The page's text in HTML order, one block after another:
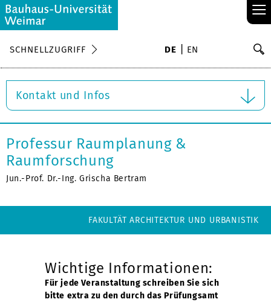
≡
SCHNELLZUGRIFF DE EN
Kontakt und Infos
Professur Raumplanung &
Raumforschung
Jun.-Prof. Dr.-Ing. Grischa Bertram
FAKULTÄT ARCHITEKTUR UND URBANISTIK
Wichtige Informationen:
Für jede Veranstaltung schreiben Sie sich
bitte extra zu den durch das Prüfungsamt